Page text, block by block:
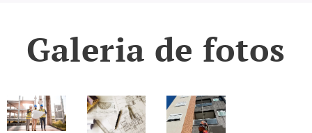
Galeria de fotos